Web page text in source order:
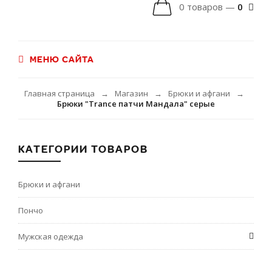
0 товаров — 0
МЕНЮ САЙТА
Главная страница → Магазин → Брюки и афгани →
Брюки "Trance патчи Мандала" серые
КАТЕГОРИИ ТОВАРОВ
Брюки и афгани
Пончо
Мужская одежда